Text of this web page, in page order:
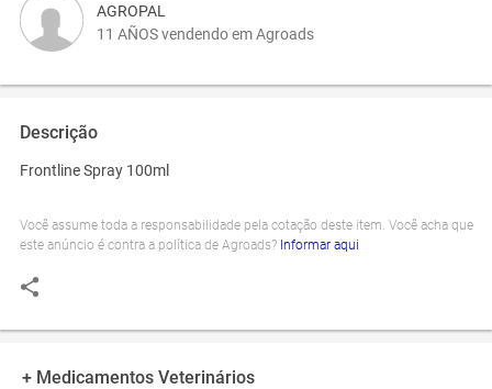
AGROPAL
11 AÑOS vendendo em Agroads
Descrição
Frontline Spray 100ml
Você assume toda a responsabilidade pela cotação deste item. Você acha que
este anúncio é contra a política de Agroads? Informar aqui
+ Medicamentos Veterinários